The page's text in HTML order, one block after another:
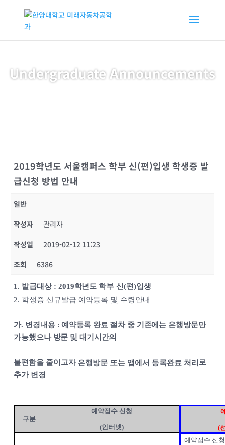
Undergraduate Announcements
2019학년도 서울캠퍼스 학부 신(편)입생 학생증 발
급신청 방법 안내
일반
작성자
관리자
작성일
2019-02-12 11:23
조회
6386
1. 발급대상 :2019학년도 학부 신(편)입생
2. 학생증 신규발급 예약등록 및 수령안내
가. 변경내용 : 예약등록 완료 절차 중 기존에는 은행방문만
가능했으나 방문 및 대기시간의
불편함을 줄이고자 은행방문 또는 앱에서 등록완료 처리 로
추가 변경
구분
예약접수 신청
(인터넷) (
예약접수 신